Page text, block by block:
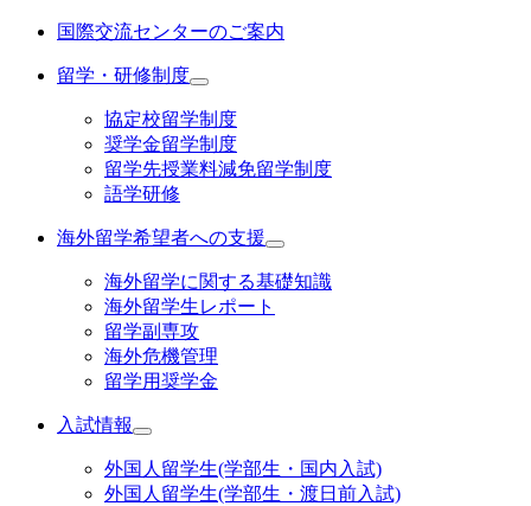
国際交流センターのご案内
留学・研修制度
協定校留学制度
奨学金留学制度
留学先授業料減免留学制度
語学研修
海外留学希望者への支援
海外留学に関する基礎知識
海外留学生レポート
留学副専攻
海外危機管理
留学用奨学金
入試情報
外国人留学生(学部生・国内入試)
外国人留学生(学部生・渡日前入試)